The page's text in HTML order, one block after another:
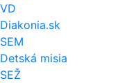
VD
Diakonia.sk
SEM
Detská misia
SEŽ